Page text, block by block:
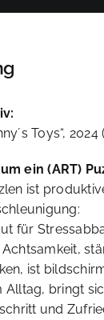
Toys“,
ein (ART)
ist
für
ist
Alltag, bringt
und